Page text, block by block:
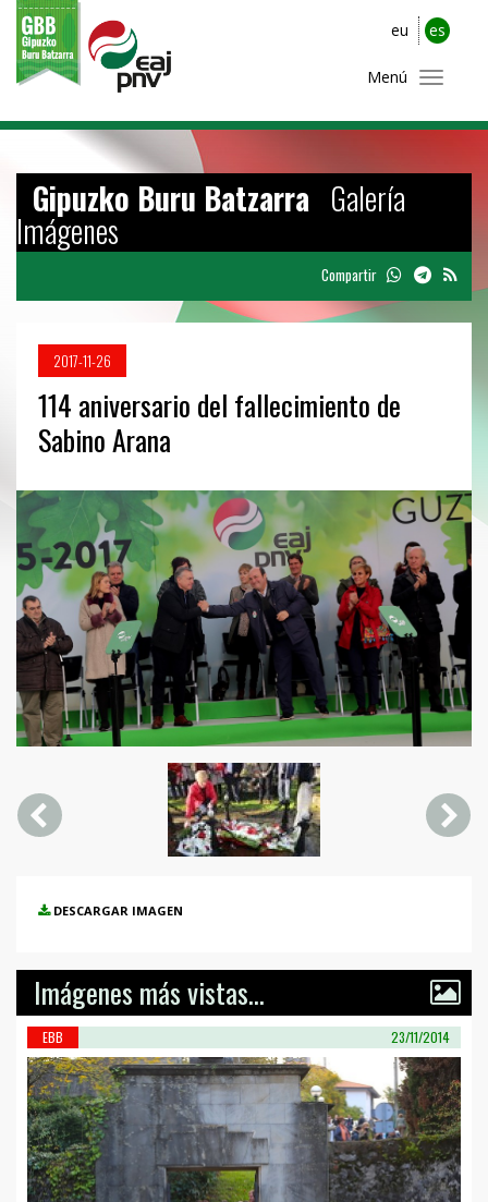
eu es
Menú
Gipuzko Buru Batzarra Galería
Imágenes
Compartir
2017-11-26
114 aniversario del fallecimiento de
Sabino Arana
DESCARGAR IMAGEN
Imágenes más vistas...
EBB 23/11/2014